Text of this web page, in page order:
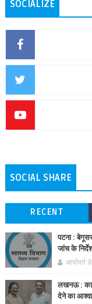
SOCIALIZE
SOCIAL SHARE
RECENT
पटना :
जांच के
आर्यावर्त
लखनऊ :
देने का